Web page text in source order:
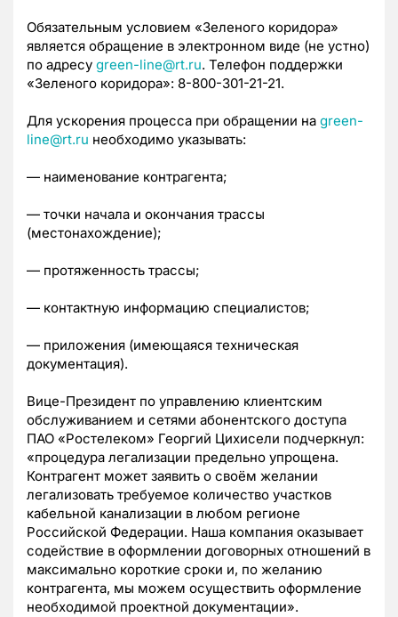
Обязательным условием «Зеленого коридора»
является обращение в электронном виде (не устно)
по адресу green-line@rt.ru. Телефон поддержки
«Зеленого коридора»: 8-800-301-21-21.
Для ускорения процесса при обращении на green-
line@rt.ru необходимо указывать:
— наименование контрагента;
— точки начала и окончания трассы
(местонахождение);
— протяженность трассы;
— контактную информацию специалистов;
— приложения (имеющаяся техническая
документация).
Вице-Президент по управлению клиентским
обслуживанием и сетями абонентского доступа
ПАО «Ростелеком» Георгий Цихисели подчеркнул:
«процедура легализации предельно упрощена.
Контрагент может заявить о своём желании
легализовать требуемое количество участков
кабельной канализации в любом регионе
Российской Федерации. Наша компания оказывает
содействие в оформлении договорных отношений в
максимально короткие сроки и, по желанию
контрагента, мы можем осуществить оформление
необходимой проектной документации».